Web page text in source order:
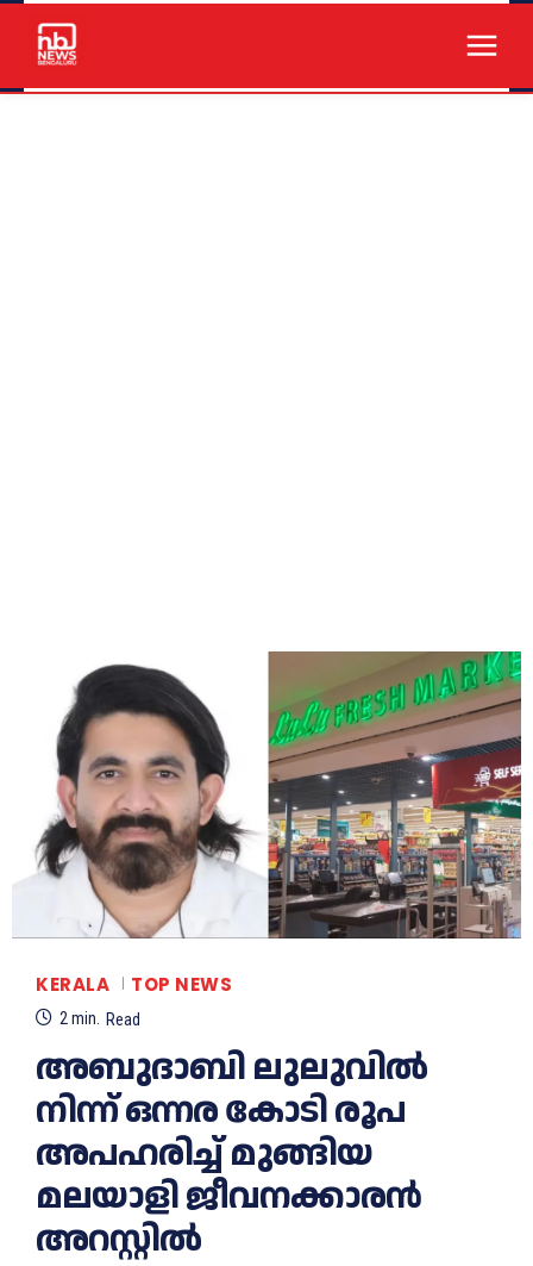
KERALA TOP NEWS
2min. Read
അബുദാബി ലുലുവിൽ
നിന്ന് ഒന്നര കോടി രൂപ
അപഹരിച്ച് മുങ്ങിയ
മലയാളി ജീവനക്കാരന്‍
അറസ്റ്റില്‍